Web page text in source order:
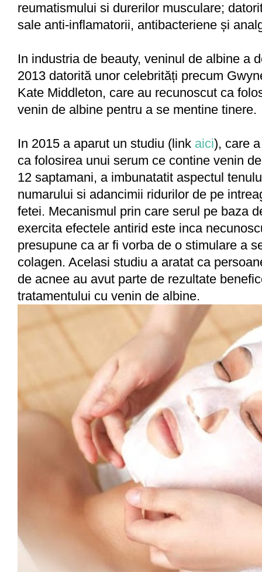
reumatismului si durerilor musculare;
sale anti-inflamatorii, antibacteriene și
In industria de beauty, veninul de albine a
2013 datorită unor celebrități precum
Kate Middleton, care au recunoscut ca
venin de albine pentru a se mentine tinere.
In 2015 a aparut un studiu (link aici), care
ca folosirea unui serum ce contine venin
12 saptamani, a imbunatatit aspectul
numarului si adancimii ridurilor de pe
fetei. Mecanismul prin care serul pe baza
exercita efectele antirid este inca
presupune ca ar fi vorba de o stimulare a
colagen. Acelasi studiu a aratat ca
de acnee au avut parte de rezultate
tratamentului cu venin de albine.